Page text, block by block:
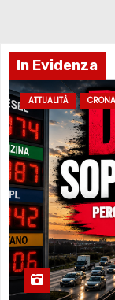
In Evidenza
ATTUALITÀ